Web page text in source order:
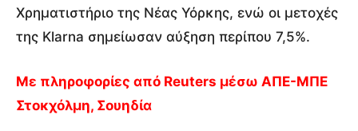
Χρηματιστήριο της Νέας Υόρκης, ενώ οι μετοχές
της Klarna σημείωσαν αύξηση περίπου 7,5%.
Με πληροφορίες από Reuters μέσω ΑΠΕ-ΜΠΕ
Στοκχόλμη, Σουηδία